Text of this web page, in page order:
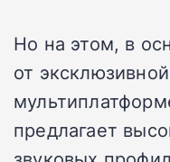
Но на этом, в
от
предлагает